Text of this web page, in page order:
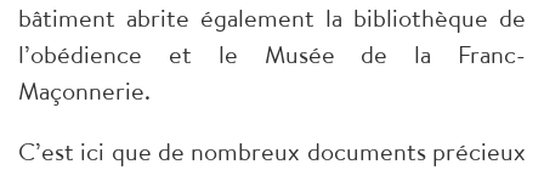
bâtiment abrite également la bibliothèque de
l’obédience et le Musée de la Franc-
Maçonnerie.
C’est ici que de nombreux documents précieux